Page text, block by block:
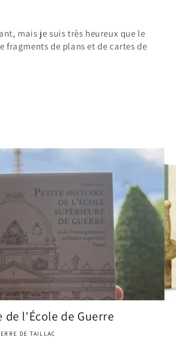
mais je suis très heureux que le
fragments de plans et de cartes de
l'École de Guerre
DE TAILLAC